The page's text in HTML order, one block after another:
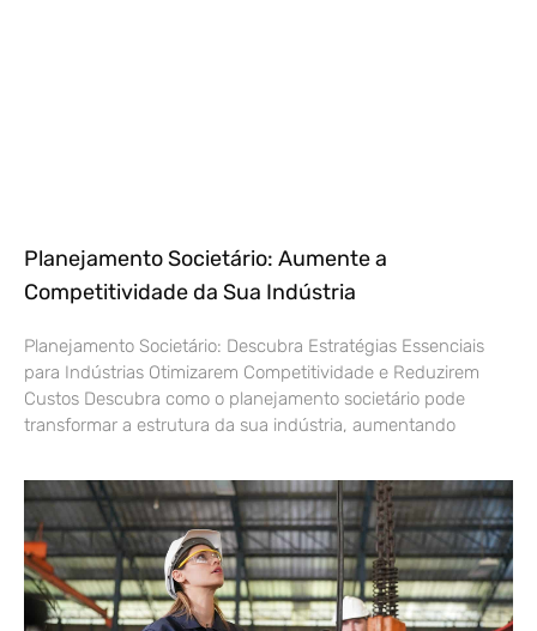
Planejamento Societário: Aumente a
Competitividade da Sua Indústria
Planejamento Societário: Descubra Estratégias Essenciais
para Indústrias Otimizarem Competitividade e Reduzirem
Custos Descubra como o planejamento societário pode
transformar a estrutura da sua indústria, aumentando